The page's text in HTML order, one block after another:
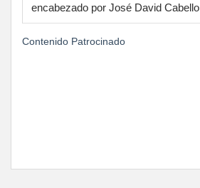
encabezado por José David Cabello
Contenido Patrocinado